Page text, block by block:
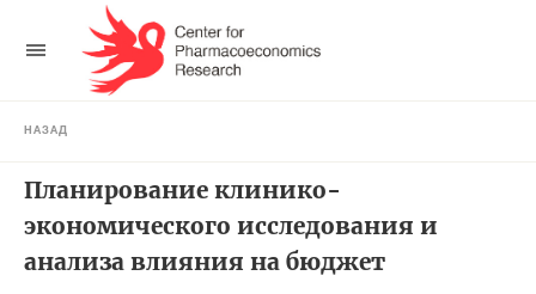
НАЗАД
Планирование клинико-
экономического исследования и
анализа влияния на бюджет